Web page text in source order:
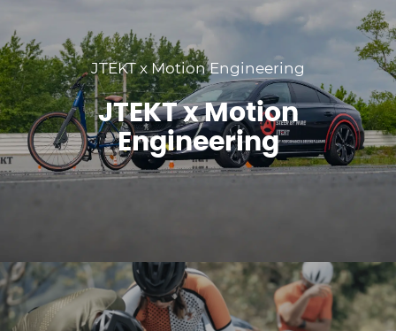
JTEKT x Motion Engineering
JTEKT x Motion
Engineering